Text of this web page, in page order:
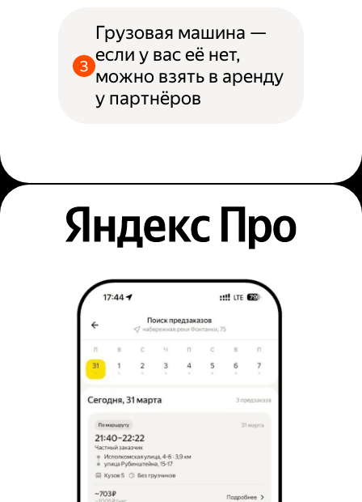
Грузовая машина —
если у вас её нет,
можно взять в аренду
у партнёров